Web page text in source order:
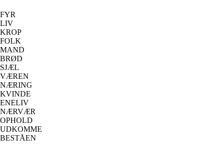
FYR
LIV
KROP
FOLK
MAND
BRØD
SJÆL
VÆREN
NÆRING
KVINDE
ENELIV
NÆRVÆR
OPHOLD
UDKOMME
BESTÅEN